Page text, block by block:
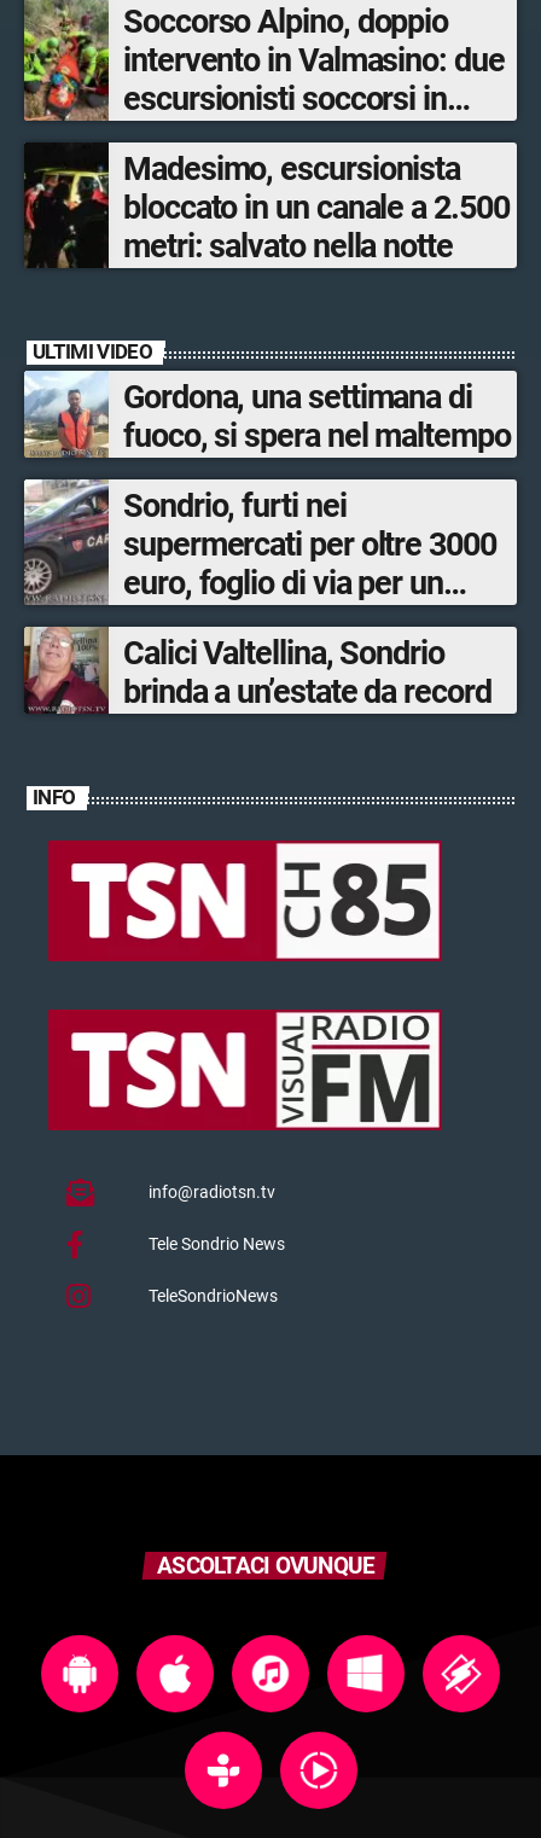
Soccorso Alpino, doppio
intervento in Valmasino: due
escursionisti soccorsi in
poche ore
Madesimo, escursionista
bloccato in un canale a 2.500
metri: salvato nella notte
ULTIMI VIDEO
Gordona, una settimana di
fuoco, si spera nel maltempo
Sondrio, furti nei
supermercati per oltre 3000
euro, foglio di via per un
ventinovenne
Calici Valtellina, Sondrio
brinda a un’estate da record
INFO
info@radiotsn.tv
Tele Sondrio News
TeleSondrioNews
ASCOLTACI OVUNQUE